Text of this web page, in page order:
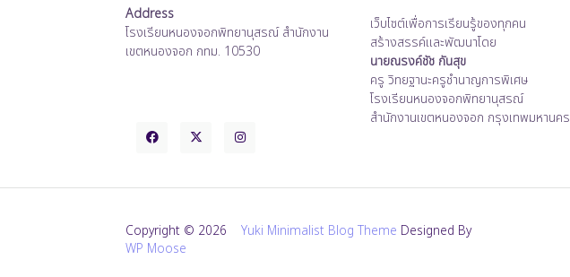
Address
โรงเรียนหนองจอกพิทยานุสรณ์ สำนักงาน
เขตหนองจอก กทม. 10530
เว็บไซต์เพื่อการเรียนรู้ของทุกคน
สร้างสรรค์และพัฒนาโดย
นายณรงค์ชัช กันสุข
ครู วิทยฐานะครูชำนาญการพิเศษ
โรงเรียนหนองจอกพิทยานุสรณ์
สำนักงานเขตหนองจอก กรุงเทพมหานคร
Copyright © 2026 Yuki Minimalist Blog Theme Designed By
WP Moose